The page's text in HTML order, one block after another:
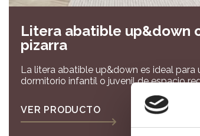
Litera abatible up&down
pizarra
La litera abatible up&down es ideal para
dormitorio infantíl o juvenil de espacio
VER PRODUCTO